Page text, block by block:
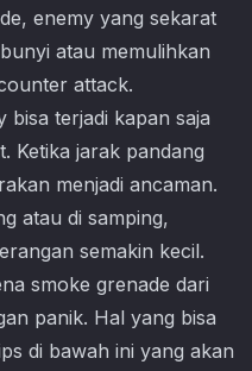
enemy yang sekarat
atau memulihkan
attack.
bisa terjadi kapan saja
Ketika jarak pandang
menjadi ancaman.
atau di samping,
semakin kecil.
smoke grenade dari
panik. Hal yang bisa
di bawah ini yang akan